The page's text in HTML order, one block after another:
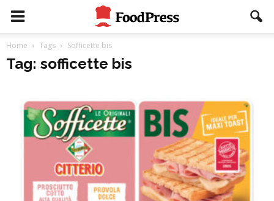
Home Tags Sofficette bis
Tag: sofficette bis